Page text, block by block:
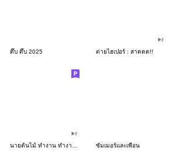
ดึ๊บ ดึ๊บ 2025 ต่ายไฮเปอร์ : สาดดด!!
ซัมเมอร์และเพื่อน